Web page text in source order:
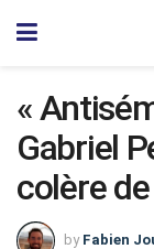
«
Gabriel
colère
by Fabien